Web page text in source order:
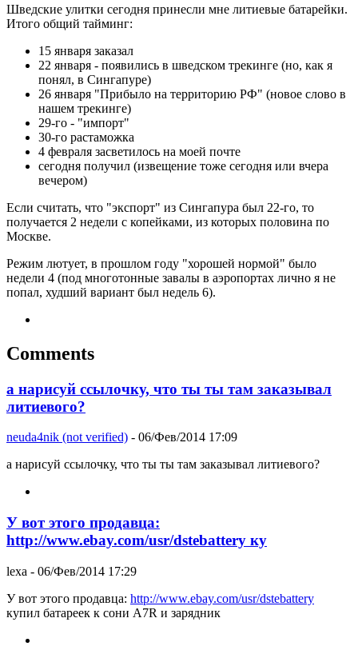
Шведские улитки сегодня принесли мне литиевые батарейки.
Итого общий тайминг:
15 января заказал
22 января - появились в шведском трекинге (но, как я
понял, в Сингапуре)
26 января "Прибыло на территорию РФ" (новое слово в
нашем трекинге)
29-го - "импорт"
30-го растаможка
4 февраля засветилось на моей почте
сегодня получил (извещение тоже сегодня или вчера
вечером)
Если считать, что "экспорт" из Сингапура был 22-го, то
получается 2 недели с копейками, из которых половина по
Москве.
Режим лютует, в прошлом году "хорошей нормой" было
недели 4 (под многотонные завалы в аэропортах лично я не
попал, худший вариант был недель 6).
Comments
а нарисуй ссылочку, что ты ты там заказывал
литиевого?
neuda4nik (not verified) - 06/Фев/2014 17:09
а нарисуй ссылочку, что ты ты там заказывал литиевого?
У вот этого продавца:
http://www.ebay.com/usr/dstebattery ку
lexa - 06/Фев/2014 17:29
У вот этого продавца: http://www.ebay.com/usr/dstebattery
купил батареек к сони A7R и зарядник